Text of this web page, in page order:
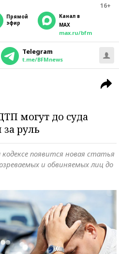
16+
прямой
эфир
Канал в
MAX
max.ru/bfm
Telegram
t.me/BFMnews
могут до суда
за руль
кодексе появится новая статья
и обвиняемых лиц до